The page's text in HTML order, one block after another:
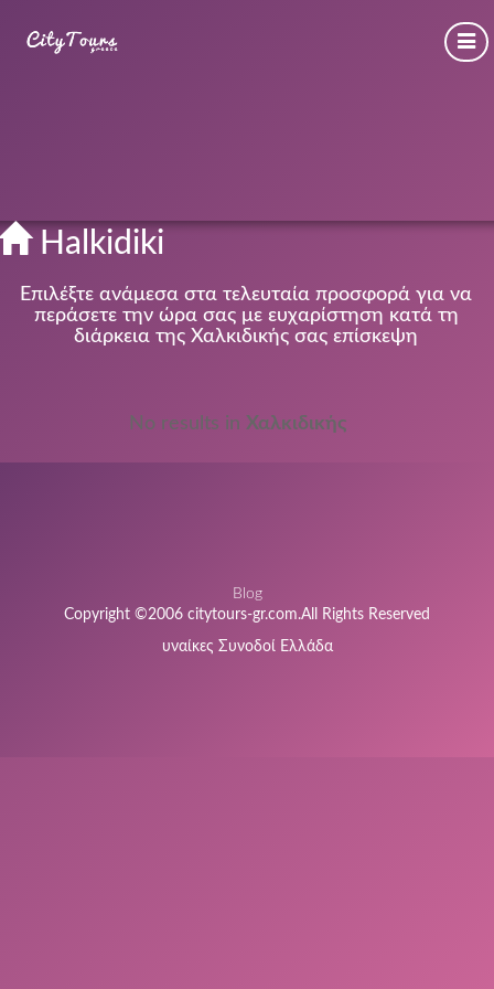
Halkidiki
Επιλέξτε ανάμεσα στα τελευταία προσφορά για να
περάσετε την ώρα σας με ευχαρίστηση κατά τη
διάρκεια της Χαλκιδικής σας επίσκεψη
No results in Χαλκιδικής
Blog
Copyright ©2006 citytours-gr.com.All Rights Reserved
υναίκες Συνοδοί Ελλάδα